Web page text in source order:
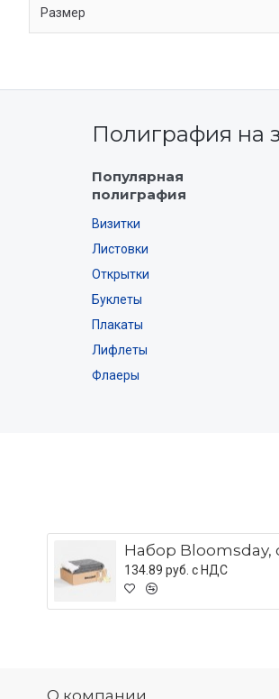
Размер
Полиграфия на
Популярная
полиграфия
Визитки
Листовки
Открытки
Буклеты
Плакаты
Лифлеты
Флаеры
134.89 руб. c НДС